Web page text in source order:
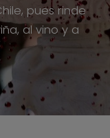
pues rinde
al vino y a